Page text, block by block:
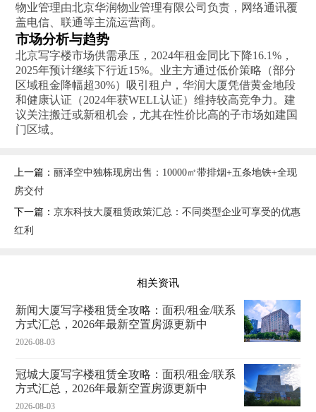
物业管理由北京华润物业管理有限公司负责，网络通讯覆
盖电信、联通等主流运营商‌。
市场分析与趋势
北京写字楼市场供需承压，2024年租金同比下降16.1%，
2025年预计继续下行近15%。业主方通过低价策略（部分
区域租金降幅超30%）吸引租户，华润大厦凭借黄金地段
和健康认证（2024年获WELL认证）维持较高竞争力。建
议关注搬迁或新租机会，尤其在性价比高的子市场如建国
门区域‌。
上一篇： 丽泽空中独栋现房出售：10000㎡带排烟+五条地铁+全现
房交付
下一篇： 京东科技大厦租赁政策汇总：不同类型企业可享受的优惠
红利‌
相关资讯
新闻大厦写字楼租赁全攻略：面积/租金/联系
方式汇总，2026年最新空置房源更新中
2026-08-03
冠城大厦写字楼租赁全攻略：面积/租金/联系
方式汇总，2026年最新空置房源更新中
2026-08-03